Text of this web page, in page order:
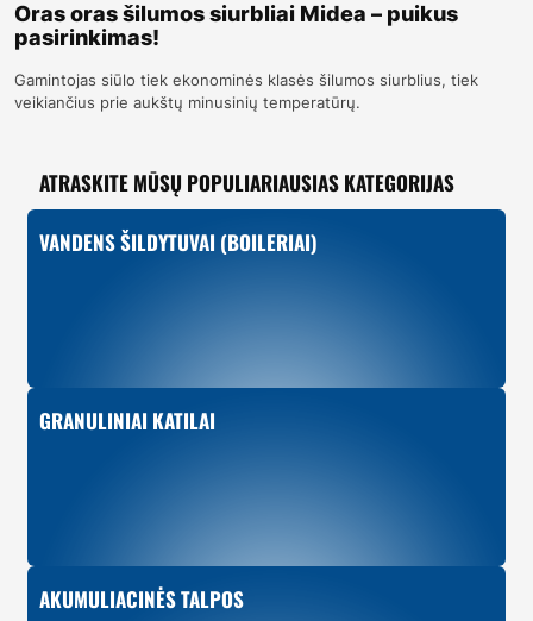
Oras oras šilumos siurbliai Midea – puikus
pasirinkimas!
Gamintojas siūlo tiek ekonominės klasės šilumos siurblius, tiek
veikiančius prie aukštų minusinių temperatūrų.
ATRASKITE MŪSŲ POPULIARIAUSIAS KATEGORIJAS
VANDENS ŠILDYTUVAI (BOILERIAI)
GRANULINIAI KATILAI
AKUMULIACINĖS TALPOS